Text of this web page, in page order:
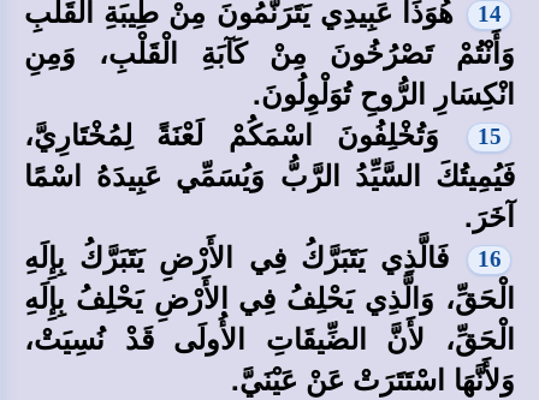
14
هُوَذَا عَبِيدِي يَتَرَنَّمُونَ مِنْ طِيبَةِ الْقَلْبِ
وَأَنْتُمْ تَصْرُخُونَ مِنْ كَآبَةِ الْقَلْبِ، وَمِنِ
انْكِسَارِ الرُّوحِ تُوَلْوِلُونَ.
15
وَتُخْلِفُونَ اسْمَكُمْ لَعْنَةً لِمُخْتَارِيَّ،
فَيُمِيتُكَ السَّيِّدُ الرَّبُّ وَيُسَمِّي عَبِيدَهُ اسْمًا
آخَرَ.
16
فَالَّذِي يَتَبَرَّكُ فِي الأَرْضِ يَتَبَرَّكُ بِإِلَهِ
الْحَقِّ، وَالَّذِي يَحْلِفُ فِي الأَرْضِ يَحْلِفُ بِإِلَهِ
الْحَقِّ، لأَنَّ الضِّيقَاتِ الأُولَى قَدْ نُسِيَتْ،
وَلأَنَّهَا اسْتَتَرَتْ عَنْ عَيْنَيَّ.